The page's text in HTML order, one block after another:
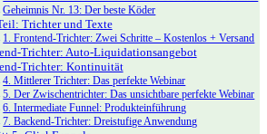
Geheimnis Nr. 13: Der beste Köder
Trichter und Texte
1. Frontend-Trichter: Zwei Schritte – Kostenlos + Versand
Trichter: Auto-Liquidationsangebot
Trichter: Kontinuität
4. Mittlerer Trichter: Das perfekte Webinar
5. Der Zwischentrichter: Das unsichtbare perfekte Webinar
6. Intermediate Funnel: Produkteinführung
7. Backend-Trichter: Dreistufige Anwendung